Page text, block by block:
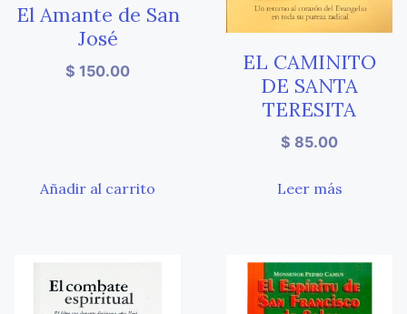
El Amante de San
José
$ 150.00
Añadir al carrito
EL CAMINITO
DE SANTA
TERESITA
$ 85.00
Leer más